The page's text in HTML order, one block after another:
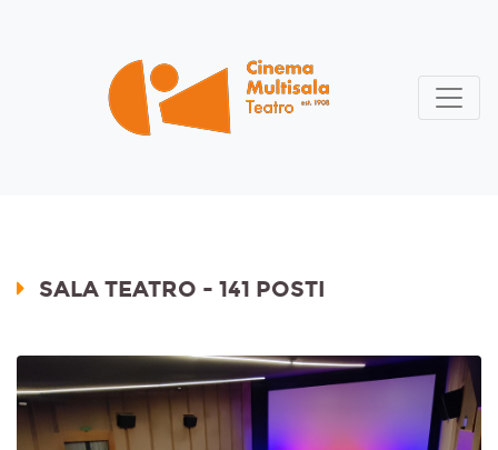
SALA TEATRO - 141 POSTI